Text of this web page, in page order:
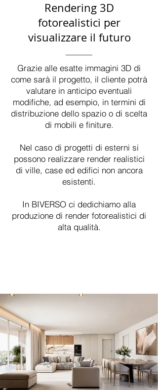
Rendering 3D
fotorealistici per
visualizzare il futuro
Grazie alle esatte immagini 3D di
come sarà il progetto, il cliente potrà
valutare in anticipo eventuali
modifiche, ad esempio, in termini di
distribuzione dello spazio o di scelta
di mobili e finiture.
Nel caso di progetti di esterni si
possono realizzare render realistici
di ville, case ed edifici non ancora
esistenti.
In BIVERSO ci dedichiamo alla
produzione di render fotorealistici di
alta qualità.